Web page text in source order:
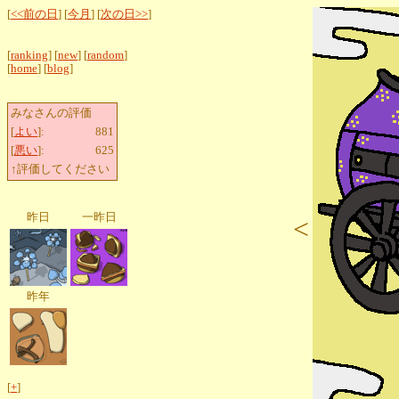
[<<前の日 ] [今月 ] [次の日>>]
[ranking] [new] [random]
[home] [blog]
みなさんの評価
[よい]:
881
[悪い]:
625
↑評価してください
昨日 一昨日
昨年
[+]
<